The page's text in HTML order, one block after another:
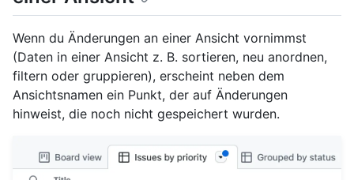
Wenn du Änderungen an einer Ansicht vornimmst
(Daten in einer Ansicht z. B. sortieren, neu anordnen,
filtern oder gruppieren), erscheint neben dem
Ansichtsnamen ein Punkt, der auf Änderungen
hinweist, die noch nicht gespeichert wurden.